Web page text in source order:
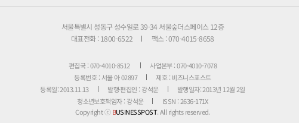
서울특별시 성동구 성수일로 39-34 서울숲더스페이스 12층
대표전화 : 1800-6522
팩스 : 070-4015-8658
편집국 : 070-4010-8512
사업본부 : 070-4010-7078
등록번호 : 서울 아 02897
제호 : 비즈니스포스트
등록일: 2013.11.13
발행·편집인 : 강석운
발행일자: 2013년 12월 2일
청소년보호책임자 : 강석운
ISSN : 2636-171X
Copyright ⓒBUSINESSPOST. All rights reserved.